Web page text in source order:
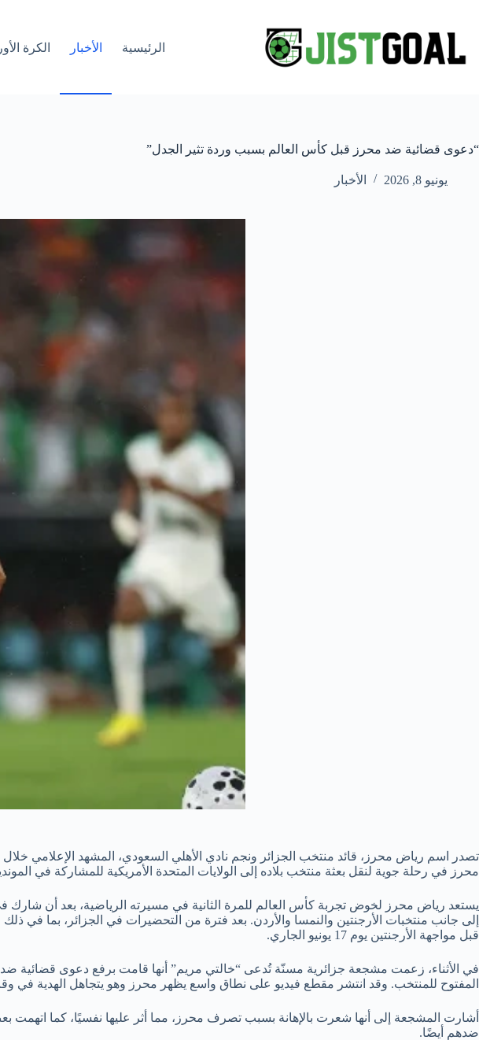
المحتوى
الرئيسية الأخبار الكرة
“دعوى قضائية ضد محرز قبل كأس العالم بسبب وردة تثير الجدل”
يونيو 8, 2026 الأخبار
محرز في رحلة جوية لنقل بعثة منتخب بلاده إلى الولايات المتحدة الأمريكية للمشاركة في
إلى جانب منتخبات الأرجنتين والنمسا والأردن. بعد فترة من التحضيرات في الجزائر، بما في
قبل مواجهة الأرجنتين يوم 17 يونيو الجاري.
في الأثناء، زعمت مشجعة جزائرية مسنّة تُدعى “خالتي مريم” أنها قامت برفع دعوى قضائية
المفتوح للمنتخب. وقد انتشر مقطع فيديو على نطاق واسع يظهر محرز وهو يتجاهل الهدية في
أشارت المشجعة إلى أنها شعرت بالإهانة بسبب تصرف محرز، مما أثر عليها نفسيًا، كما اتهمت
ضدهم أيضًا.